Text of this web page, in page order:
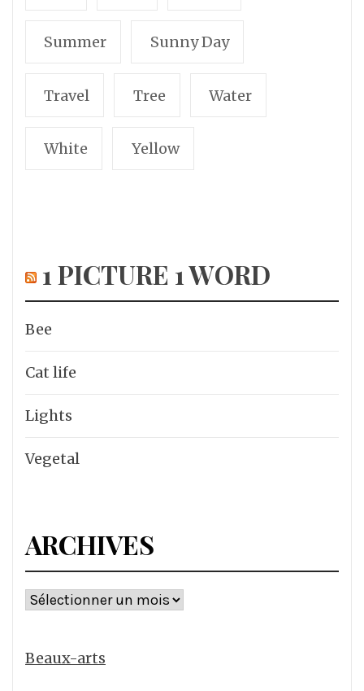
Summer Sunny Day
Travel Tree Water
White Yellow
1 PICTURE 1 WORD
Bee
Cat life
Lights
Vegetal
ARCHIVES
Archives
Beaux-arts